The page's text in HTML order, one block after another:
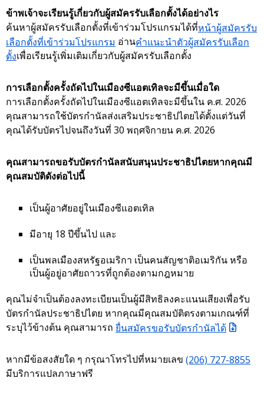
ข้าพเจ้าจะเรียนรู้เกี่ยวกับผู้สมัครรับเลือกตั้งได้อย่างไร
ค้นหาผู้สมัครรับเลือกตั้งที่เข้าร่วมโปรแกรมได้ที่หน้าผู้สมัครรับ
เลือกตั้งที่เข้าร่วมโปรแกรม อ่านคำแนะนำตัวผู้สมัครรับเลือก
ตั้งเพื่อเรียนรู้เพิ่มเติมเกี่ยวกับผู้สมัครรับเลือกตั้ง
การเลือกตั้งครั้งถัดไปในเมืองซีแอตเทิลจะมีขึ้นเมื่อใด
การเลือกตั้งครั้งถัดไปในเมืองซีแอตเทิลจะมีขึ้นใน ค.ศ. 2026
คุณสามารถใช้บัตรกำนัลส่งเสริมประชาธิปไตยได้ตั้งแต่วันที่
คุณได้รับบัตรไปจนถึงวันที่ 30 พฤศจิกายน ค.ศ. 2026
คุณสามารถขอรับบัตรกำนัลสนับสนุนประชาธิปไตยหากคุณมี
คุณสมบัติดังต่อไปนี้
เป็นผู้อาศัยอยู่ในเมืองซีแอตเทิล
มีอายุ 18 ปีขึ้นไป และ
เป็นพลเมืองสหรัฐอเมริกา เป็นคนสัญชาติอเมริกัน หรือ
เป็นผู้อยู่อาศัยถาวรที่ถูกต้องตามกฎหมาย
คุณไม่จำเป็นต้องลงทะเบียนเป็นผู้มีสิทธิลงคะแนนเสียงเพื่อรับ
บัตรกำนัลประชาธิปไตย หากคุณมีคุณสมบัติตรงตามเกณฑ์ที่
ระบุไว้ข้างต้น คุณสามารถ ยื่นสมัครขอรับบัตรกำนัลได้
หากมีข้อสงสัยใด ๆ กรุณาโทรไปที่หมายเลข (206) 727-8855
มีบริการแปลภาษาฟรี